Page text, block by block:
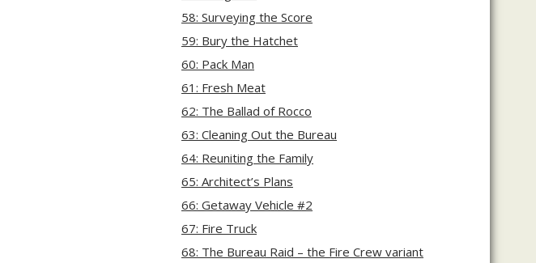
58: Surveying the Score
59: Bury the Hatchet
60: Pack Man
61: Fresh Meat
62: The Ballad of Rocco
63: Cleaning Out the Bureau
64: Reuniting the Family
65: Architect’s Plans
66: Getaway Vehicle #2
67: Fire Truck
68: The Bureau Raid – the Fire Crew variant